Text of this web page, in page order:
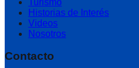
Historias de Interés
Videos
Nosotros
Contacto